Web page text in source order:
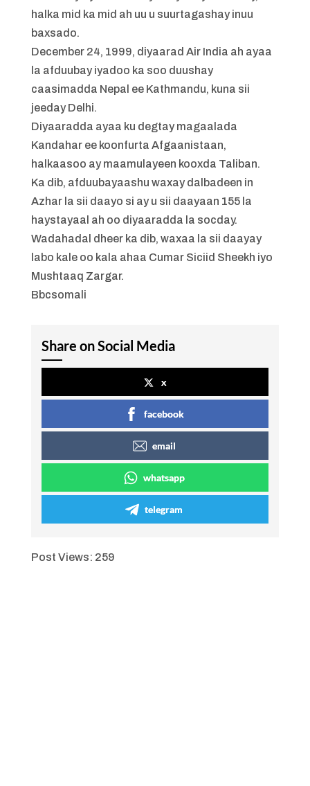
halka mid ka mid ah uu u suurtagashay inuu
baxsado.
December 24, 1999, diyaarad Air India ah ayaa
la afduubay iyadoo ka soo duushay
caasimadda Nepal ee Kathmandu, kuna sii
jeeday Delhi.
Diyaaradda ayaa ku degtay magaalada
Kandahar ee koonfurta Afgaanistaan,
halkaasoo ay maamulayeen kooxda Taliban.
Ka dib, afduubayaashu waxay dalbadeen in
Azhar la sii daayo si ay u sii daayaan 155 la
haystayaal ah oo diyaaradda la socday.
Wadahadal dheer ka dib, waxaa la sii daayay
labo kale oo kala ahaa Cumar Siciid Sheekh iyo
Mushtaaq Zargar.
Bbcsomali
Share on Social Media
x
facebook
email
whatsapp
telegram
Post Views: 259